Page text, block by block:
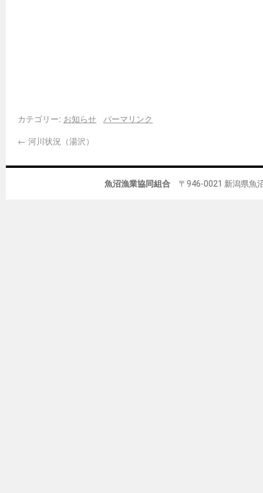
カテゴリー: お知らせ
パーマリンク
← 河川状況（湯沢）
魚沼漁業協同組合 〒946-0021 新潟県魚